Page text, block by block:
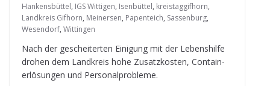
Hankensbüttel, IGS Wittigen, Isenbüttel, kreistaggifhorn,
Landkreis Gifhorn, Meinersen, Papenteich, Sassenburg,
Wesendorf, Wittingen
Nach der geschei­ter­ten Eini­gung mit der Lebens­hilfe
dro­hen dem Land­kreis hohe Zusatz­kos­ten, Con­tain­
erlö­sun­gen und Personalprobleme.